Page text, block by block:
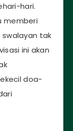
hari.
memberi
tak
ini akan
doa-